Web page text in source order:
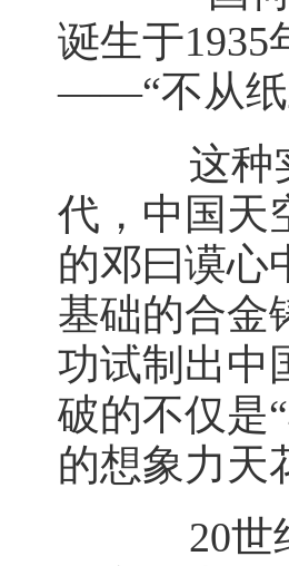
诞生于
——“不从纸
这种实
代，中国天
的邓曰谟心
基础的合金
功试制出中
破的不仅是
的想象力天
20世纪